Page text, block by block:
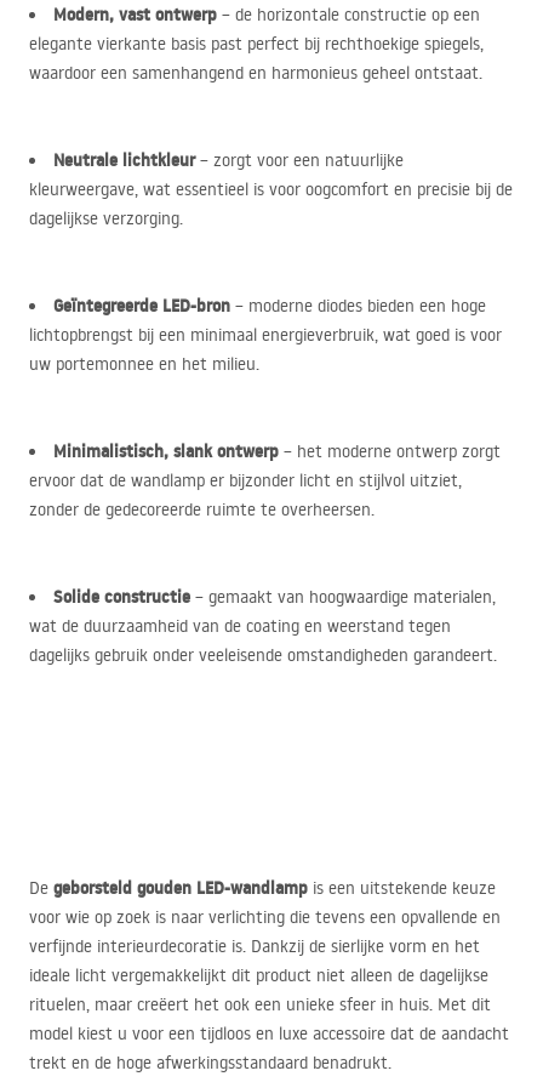
Modern, vast ontwerp – de horizontale constructie op een
elegante vierkante basis past perfect bij rechthoekige spiegels,
waardoor een samenhangend en harmonieus geheel ontstaat.
Neutrale lichtkleur– zorgt voor een natuurlijke
kleurweergave, wat essentieel is voor oogcomfort en precisie bij de
dagelijkse verzorging.
Geïntegreerde LED-bron – moderne diodes bieden een hoge
lichtopbrengst bij een minimaal energieverbruik, wat goed is voor
uw portemonnee en het milieu.
Minimalistisch, slank ontwerp – het moderne ontwerp zorgt
ervoor dat de wandlamp er bijzonder licht en stijlvol uitziet,
zonder de gedecoreerde ruimte te overheersen.
Solide constructie – gemaakt van hoogwaardige materialen,
wat de duurzaamheid van de coating en weerstand tegen
dagelijks gebruik onder veeleisende omstandigheden garandeert.
De geborsteld gouden LED-wandlamp is een uitstekende keuze
voor wie op zoek is naar verlichting die tevens een opvallende en
verfijnde interieurdecoratie is. Dankzij de sierlijke vorm en het
ideale licht vergemakkelijkt dit product niet alleen de dagelijkse
rituelen, maar creëert het ook een unieke sfeer in huis. Met dit
model kiest u voor een tijdloos en luxe accessoire dat de aandacht
trekt en de hoge afwerkingsstandaard benadrukt.